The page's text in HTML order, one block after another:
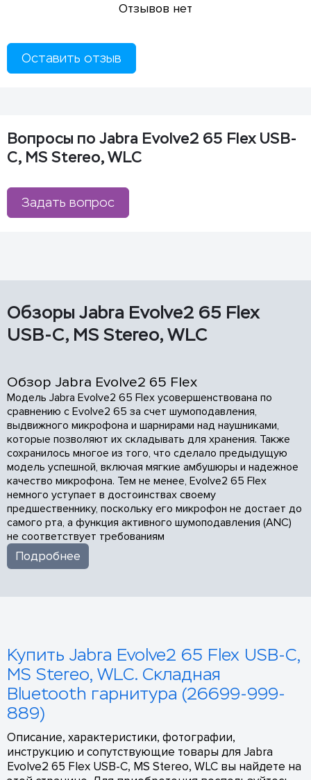
Отзывов нет
Оставить отзыв
Вопросы по Jabra Evolve2 65 Flex USB-
C, MS Stereo, WLC
Задать вопрос
Обзоры Jabra Evolve2 65 Flex
USB-C, MS Stereo, WLC
Обзор Jabra Evolve2 65 Flex
Модель Jabra Evolve2 65 Flex усовершенствована по
сравнению с Evolve2 65 за счет шумоподавления,
выдвижного микрофона и шарнирами над наушниками,
которые позволяют их складывать для хранения. Также
сохранилось многое из того, что сделало предыдущую
модель успешной, включая мягкие амбушюры и надежное
качество микрофона. Тем не менее, Evolve2 65 Flex
немного уступает в достоинствах своему
предшественнику, поскольку его микрофон не достает до
самого рта, а функция активного шумоподавления (ANC)
не соответствует требованиям
Подробнее
Купить Jabra Evolve2 65 Flex USB-C,
MS Stereo, WLC. Складная
Bluetooth гарнитура (26699-999-
889)
Описание, характеристики, фотографии,
инструкцию и сопутствующие товары для Jabra
Evolve2 65 Flex USB-C, MS Stereo, WLC вы найдете на